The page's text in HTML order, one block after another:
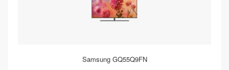
Samsung GQ55Q9FN